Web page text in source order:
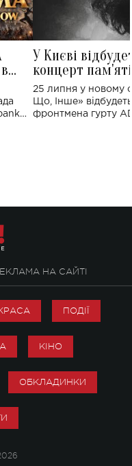
У Києві
концерт
Клименка:
виконають
25 липня у новому
Що, Інше»
фронтмена гурту
НА САЙТІ
ПОДІЇ
КІНО
ОБКЛАДИНКИ